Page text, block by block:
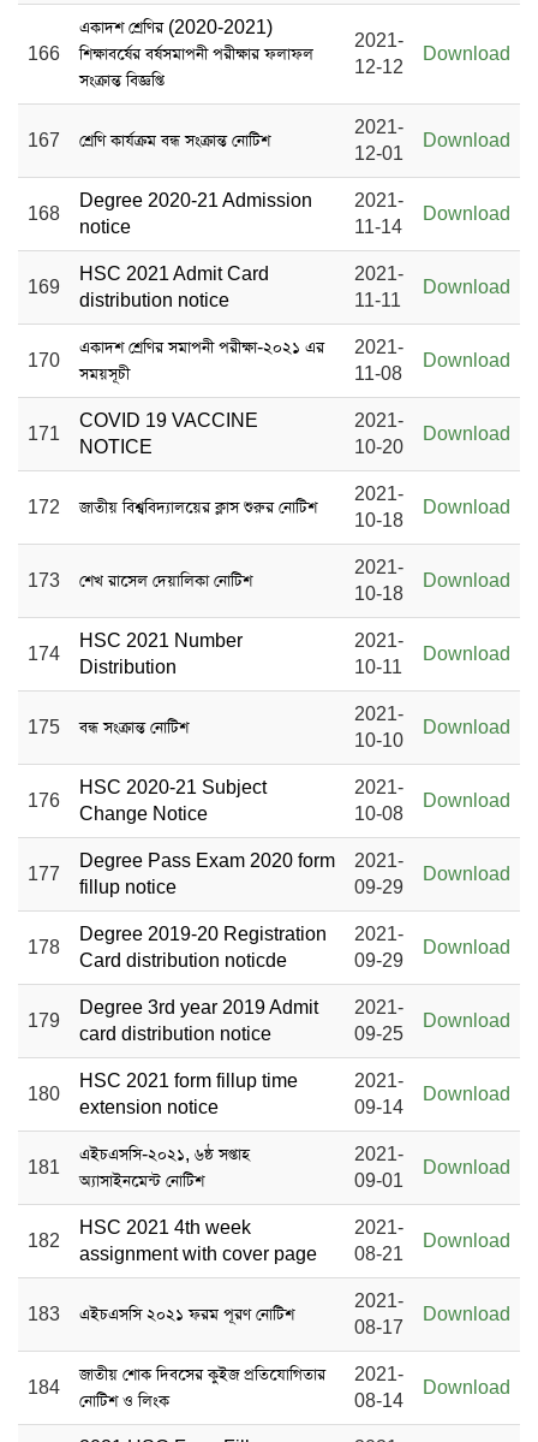
166
একাদশ শ্রেণির (2020-2021)
শিক্ষাবর্ষের বর্ষসমাপনী পরীক্ষার ফলাফল
সংক্রান্ত বিজ্ঞপ্তি
2021-
12-12
Download
167 শ্রেণি কার্যক্রম বন্ধ সংক্রান্ত নোটিশ
2021-
12-01
Download
168
Degree 2020-21 Admission
notice
2021-
11-14
Download
169
HSC 2021 Admit Card
distribution notice
2021-
11-11
Download
170
একাদশ শ্রেণির সমাপনী পরীক্ষা-২০২১ এর
সময়সূচী
2021-
11-08
Download
171
COVID 19 VACCINE
NOTICE
2021-
10-20
Download
172 জাতীয় বিশ্ববিদ্যালয়ের ক্লাস শুরুর নোটিশ
2021-
10-18
Download
173 শেখ রাসেল দেয়ালিকা নোটিশ
2021-
10-18
Download
174
HSC 2021 Number
Distribution
2021-
10-11
Download
175 বন্ধ সংক্রান্ত নোটিশ
2021-
10-10
Download
176
HSC 2020-21 Subject
Change Notice
2021-
10-08
Download
177
Degree Pass Exam 2020 form
fillup notice
2021-
09-29
Download
178
Degree 2019-20 Registration
Card distribution noticde
2021-
09-29
Download
179
Degree 3rd year 2019 Admit
card distribution notice
2021-
09-25
Download
180
HSC 2021 form fillup time
extension notice
2021-
09-14
Download
181
এইচএসসি-২০২১, ৬ষ্ঠ সপ্তাহ
অ্যাসাইনমেন্ট নোটিশ
2021-
09-01
Download
182
HSC 2021 4th week
assignment with cover page
2021-
08-21
Download
183 এইচএসসি ২০২১ ফরম পূরণ নোটিশ
2021-
08-17
Download
184
জাতীয় শোক দিবসের কুইজ প্রতিযোগিতার
নোটিশ ও লিংক
2021-
08-14
Download